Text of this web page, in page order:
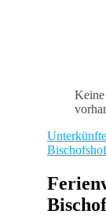
Keine